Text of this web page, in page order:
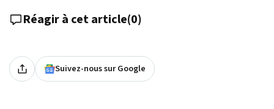
Réagir à cet article(0)
Suivez-nous sur Google